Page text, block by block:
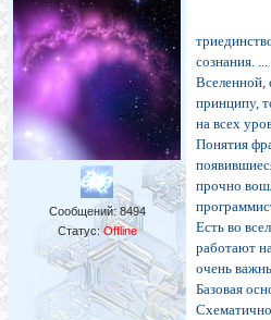
Сообщений:8494
Статус:Offline
сознания.
Вселенной,
принципу,
на всех
Понятия
прочно
Есть во
работают
очень
Базовая